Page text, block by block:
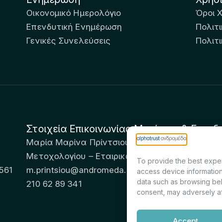
To provide the best
access device
data such as browsing
consent, may adversely
Οικονομικό Ημερολόγιο
Επενδυτική Ενημέρωση
Γενικές Συνελεύσεις
Όροι
Στοιχεία Επικοινωνίας Μετόχων &
Μαρία Μαρίνα Πρίντσιου – Corporate
Μετοχολογίου – Εταιρικών Ανακοινώσεων
m.printsiou@andromeda.eu
210 62 89 341